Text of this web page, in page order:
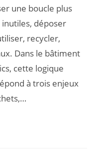
une boucle plus
déposer
recycler,
Dans le bâtiment
cette logique
à trois enjeux